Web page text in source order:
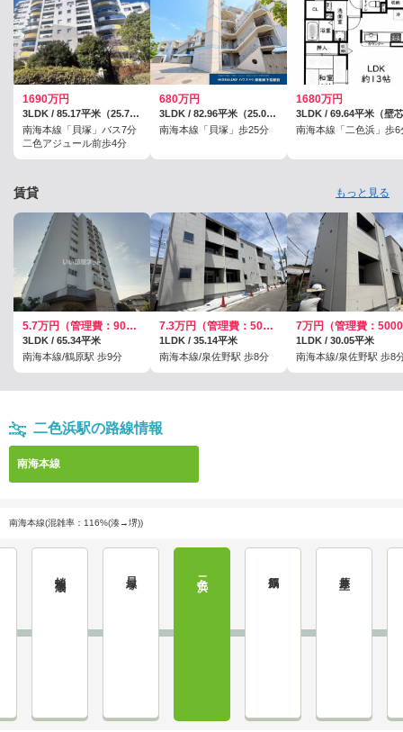
1690万円
3LDK / 85.17平米（25.76坪）（壁芯）
南海本線「貝塚」バス7分
二色アジュール前歩4分
680万円
3LDK / 82.96平米（25.09坪）（壁芯）
南海本線「貝塚」歩25分
1680万円
3LDK / 69.64平米（壁
南海本線「二色浜」歩6
賃貸 もっと見る
5.7万円（管理費：9000円）
3LDK / 65.34平米
南海本線/鶴原駅 歩9分
7.3万円（管理費：5000円）
1LDK / 35.14平米
南海本線/泉佐野駅 歩8分
1LDK / 30.05平米
南海本線/泉佐野駅 歩8
二色浜駅の路線情報
南海本線
南海本線(混雑率：116%(湊→堺))